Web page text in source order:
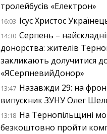
тролейбусів «Електрон»
16:03 Ісус Христос
14:30 Серпень –
донорства: жителів
закликають долучитися
«ЯСерпневийДонор»
13:47 Назавжди 29: на
випускник ЗУНУ Олег
13:18 На Тернопільщині
безкоштовно пройти